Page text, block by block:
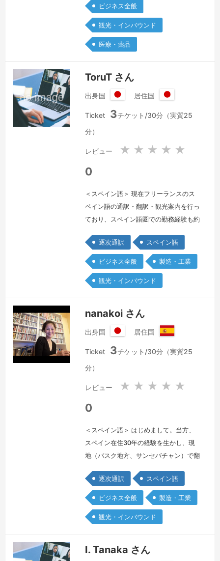
ビジネス全般
観光・インバウンド
医療・薬品
ToruT さん
出身国
本
居住国
本
Ticket 3チケット/30分（実質25
分）
レビュー ★ ★ ★ ★ ★
0
＜スペイン語＞ 現在フリーランスのス
ペイン語の通訳・翻訳・観光案内を行っ
ており、スペイン語圏での勤務経験も約
製造といった分野が得意分野ですが、他
にも様々な分野での通訳経験があるた
め、たとえ未知の分野であってもどのよ
うに対処すれば良いのか、突発的な出来
のかは熟知していると自ら認識しており
業と直…
続きを見る »
逐次通訳 スペイン語
ビジネス全般 製造・工業
観光・インバウンド
nanakoi さん
出身国
本
居住国
ペ
Ticket 3チケット/30分（実質25
分）
レビュー ★ ★ ★ ★ ★
0
＜スペイン語＞ はじめまして。当方、
スペイン在住30年の経験を生かし、現
地（バスク地方、サンセバチャン）で翻
す。当初は音楽留学で渡西し、音楽院卒
業後はプロのバイオリン奏者として10
年以上、オーケストラで働いておりまし
た。 職場では当方が唯一の日本人（ア
揉まれまして、この時期にスペイン語の
逐次通訳 スペイン語
ビジネス全般 製造・工業
観光・インバウンド
I. Tanaka さん